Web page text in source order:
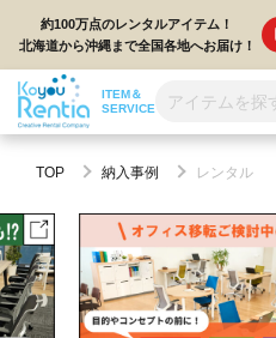
約100万点のレンタルアイテム！
北海道から沖縄まで全国各地へお届け！
ITEM＆
SERVICE
TOP 納入事例 レンタル